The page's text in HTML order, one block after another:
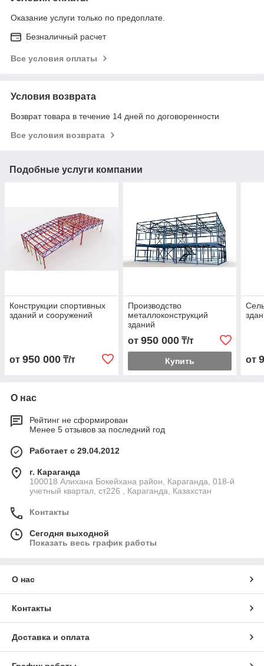
Оказание услуги только по предоплате.
Безналичный расчет
Все условия оплаты
Условия возврата
Возврат товара в течение 14 дней по договоренности
Все условия возврата
Подобные услуги компании
Конструкции спортивных
зданий и сооружений
от 950 000 ₸/т
Производство
металлоконструкций
зданий
от 950 000₸/т
Купить от
О нас
Рейтинг не сформирован
Менее 5 отзывов за последний год
Работает с 29.04.2012
г. Караганда
100018 Алихана Бокейхана район, Караганда, 018-й
учетный квартал, ст226 , Караганда, Казахстан
Контакты
Сегодня выходной
Показать весь график работы
О нас
Контакты
Доставка и оплата